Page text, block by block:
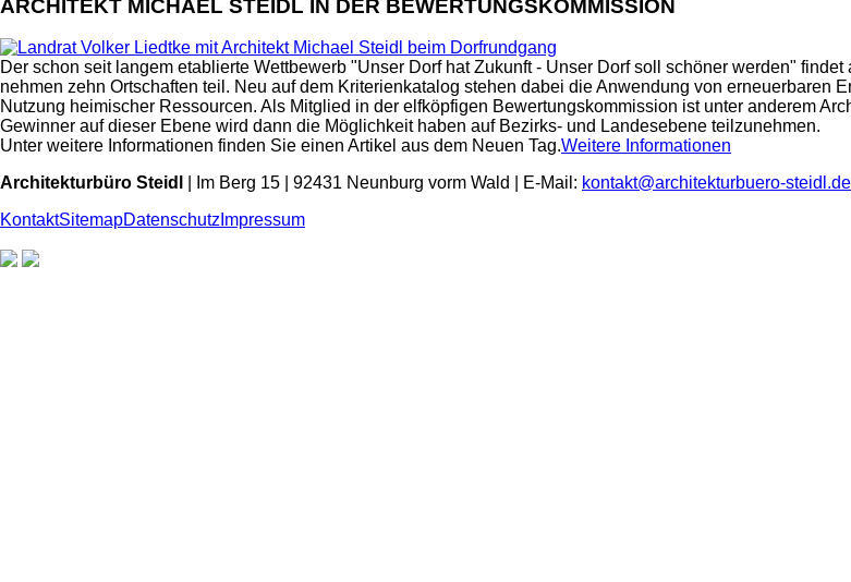
ARCHITEKT MICHAEL STEIDL IN DER BEWERTUNGSKOMMISSION
Der schon seit langem etablierte Wettbewerb "Unser Dorf hat Zukunft - Unser Dorf soll schöner werden"
nehmen zehn Ortschaften teil. Neu auf dem Kriterienkatalog stehen dabei die Anwendung von erneuerbaren
Nutzung heimischer Ressourcen. Als Mitglied in der elfköpfigen Bewertungskommission ist unter anderem
Gewinner auf dieser Ebene wird dann die Möglichkeit haben auf Bezirks- und Landesebene teilzunehmen.
Unter weitere Informationen finden Sie einen Artikel aus dem Neuen Tag.Weitere Informationen
Architekturbüro Steidl
| Im Berg 15 | 92431 Neunburg vorm Wald | E-Mail: kontakt@architekturbuero-steidl.de
KontaktSitemapDatenschutz Impressum